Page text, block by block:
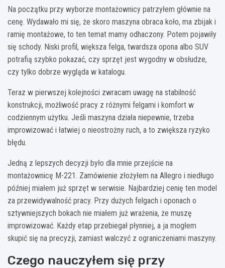
Na początku przy wyborze montażownicy patrzyłem głównie na
cenę. Wydawało mi się, że skoro maszyna obraca koło, ma zbijak i
ramię montażowe, to ten temat mamy odhaczony. Potem pojawiły
się schody. Niski profil, większa felga, twardsza opona albo SUV
potrafią szybko pokazać, czy sprzęt jest wygodny w obsłudze,
czy tylko dobrze wygląda w katalogu.
Teraz w pierwszej kolejności zwracam uwagę na stabilność
konstrukcji, możliwość pracy z różnymi felgami i komfort w
codziennym użytku. Jeśli maszyna działa niepewnie, trzeba
improwizować i łatwiej o nieostrożny ruch, a to zwiększa ryzyko
błędu.
Jedną z lepszych decyzji było dla mnie przejście na
montażownicę M-221. Zamówienie złożyłem na Allegro i niedługo
później miałem już sprzęt w serwisie. Najbardziej cenię ten model
za przewidywalność pracy. Przy dużych felgach i oponach o
sztywniejszych bokach nie miałem już wrażenia, że muszę
improwizować. Każdy etap przebiegał płynniej, a ja mogłem
skupić się na precyzji, zamiast walczyć z ograniczeniami maszyny.
Czego nauczyłem się przy